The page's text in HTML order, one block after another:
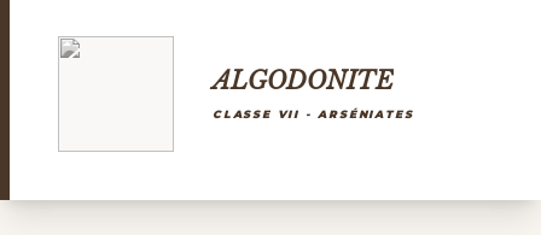
ALGODONITE
CLASSE VII - ARSÉNIATES